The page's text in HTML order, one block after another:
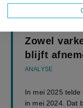
UITGELICHT
Zowel
blijft
ANALYSE
In mei 2025
in mei 2024. Dat